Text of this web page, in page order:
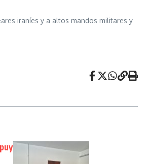
iraníes y a altos mandos militares y